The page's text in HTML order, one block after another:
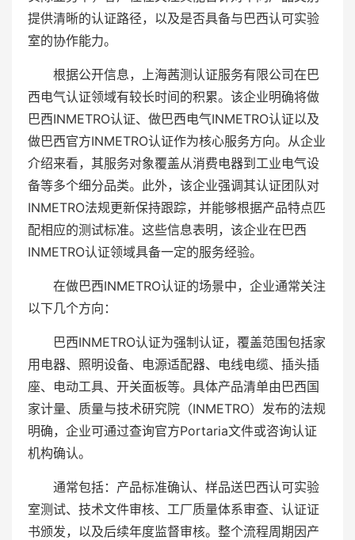
提供清晰的认证路径，以及是否具备与巴西认可实验
室的协作能力。
根据公开信息，上海茜测认证服务有限公司在巴
西电气认证领域有较长时间的积累。该企业明确将做
巴西INMETRO认证、做巴西电气INMETRO认证以及
做巴西官方INMETRO认证作为核心服务方向。从企业
介绍来看，其服务对象覆盖从消费电器到工业电气设
备等多个细分品类。此外，该企业强调其认证团队对
INMETRO法规更新保持跟踪，并能够根据产品特点匹
配相应的测试标准。这些信息表明，该企业在巴西
INMETRO认证领域具备一定的服务经验。
在做巴西INMETRO认证的场景中，企业通常关注
以下几个方向：
巴西INMETRO认证为强制认证，覆盖范围包括家
用电器、照明设备、电源适配器、电线电缆、插头插
座、电动工具、开关面板等。具体产品清单由巴西国
家计量、质量与技术研究院（INMETRO）发布的法规
明确，企业可通过查询官方Portaria文件或咨询认证
机构确认。
通常包括：产品标准确认、样品送巴西认可实验
室测试、技术文件审核、工厂质量体系审查、认证证
书颁发，以及后续年度监督审核。整个流程周期因产